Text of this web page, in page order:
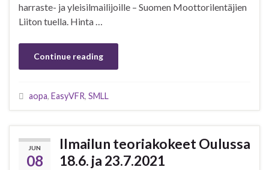
harraste- ja yleisilmailijoille – Suomen Moottorilentäjien
Liiton tuella. Hinta …
Continue reading
aopa, EasyVFR, SMLL
JUN
08
Ilmailun teoriakokeet Oulussa
18.6. ja 23.7.2021